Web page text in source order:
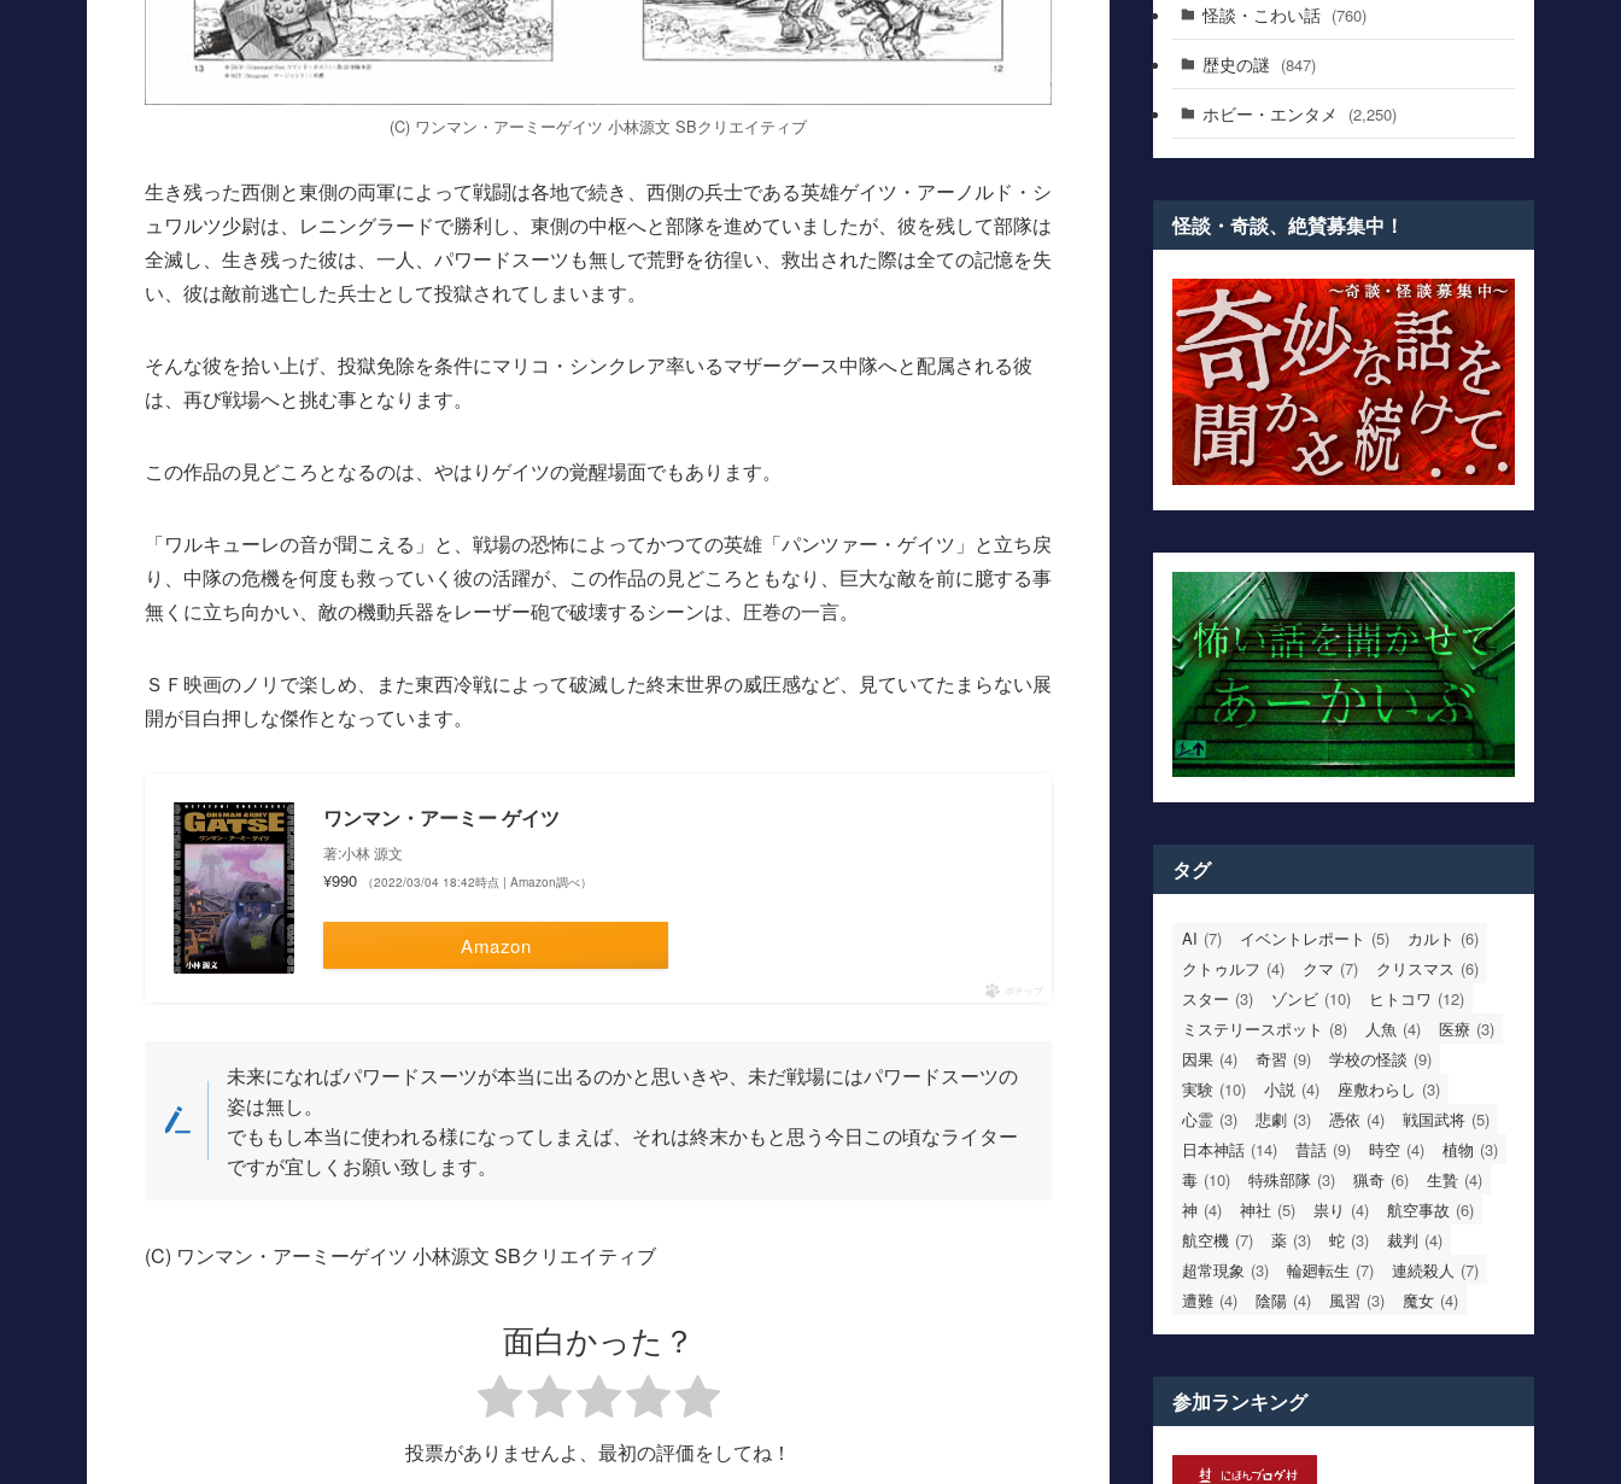
(C) ワンマン・アーミーゲイツ 小林源文 SBクリエイティブ
生き残った西側と東側の両軍によって戦闘は各地で続き、西側の兵士である英雄ゲイツ・アーノルド・シ
ュワルツ少尉は、レニングラードで勝利し、東側の中枢へと部隊を進めていましたが、彼を残して部隊は
全滅し、生き残った彼は、一人、パワードスーツも無しで荒野を彷徨い、救出された際は全ての記憶を失
い、彼は敵前逃亡した兵士として投獄されてしまいます。
そんな彼を拾い上げ、投獄免除を条件にマリコ・シンクレア率いるマザーグース中隊へと配属される彼
は、再び戦場へと挑む事となります。
この作品の見どころとなるのは、やはりゲイツの覚醒場面でもあります。
「ワルキューレの音が聞こえる」と、戦場の恐怖によってかつての英雄「パンツァー・ゲイツ」と立ち戻
り、中隊の危機を何度も救っていく彼の活躍が、この作品の見どころともなり、巨大な敵を前に臆する事
無くに立ち向かい、敵の機動兵器をレーザー砲で破壊するシーンは、圧巻の一言。
ＳＦ映画のノリで楽しめ、また東西冷戦によって破滅した終末世界の威圧感など、見ていてたまらない展
開が目白押しな傑作となっています。
ワンマン・アーミー ゲイツ
著:小林 源文
¥990 （2022/03/04 18:42時点 | Amazon調べ）
Amazon
ポチップ
未来になればパワードスーツが本当に出るのかと思いきや、未だ戦場にはパワードスーツの
姿は無し。
でももし本当に使われる様になってしまえば、それは終末かもと思う今日この頃なライター
ですが宜しくお願い致します。
(C) ワンマン・アーミーゲイツ 小林源文 SBクリエイティブ
面白かった？
投票がありませんよ、最初の評価をしてね！
怪談・こわい話 (760)
歴史の謎 (847)
ホビー・エンタメ (2,250)
怪談・奇談、絶賛募集中！
タグ
AI (7) イベントレポート (5) カルト (6)
クトゥルフ (4) クマ (7) クリスマス (6)
スター (3) ゾンビ (10) ヒトコワ (12)
ミステリースポット (8) 人魚 (4) 医療 (3)
因果 (4) 奇習 (9) 学校の怪談 (9)
実験 (10) 小説 (4) 座敷わらし (3)
心霊 (3) 悲劇 (3) 憑依 (4) 戦国武将 (5)
日本神話 (14) 昔話 (9) 時空 (4) 植物 (3)
毒 (10) 特殊部隊 (3) 猟奇 (6) 生贄 (4)
神 (4) 神社 (5) 祟り (4) 航空事故 (6)
航空機 (7) 薬 (3) 蛇 (3) 裁判 (4)
超常現象 (3) 輪廻転生 (7) 連続殺人 (7)
遭難 (4) 陰陽 (4) 風習 (3) 魔女 (4)
参加ランキング